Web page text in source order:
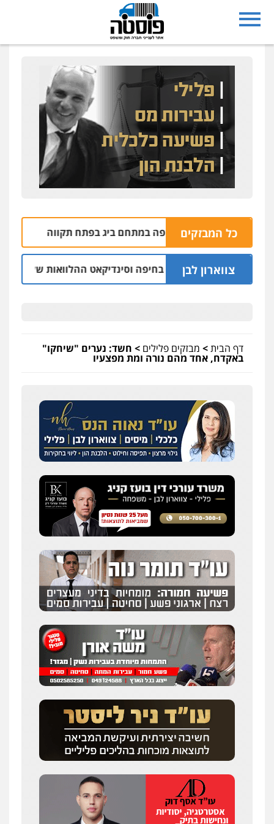
כל המבזקים
חוקר את השריפה במתחם ביג בפתח תקווה 09.08 | 08:32
צווארון לבן
יו"ר ש"ס לשעבר בחיפה וסינדיקאט ההלוואות של משפחת
דף הבית> מבזקים פלילים > חשד: נערים "שיחקו"
באקדח, אחד מהם נורה ומת מפצעיו
שחר לדובסקי, עו"ד
פלילי מעצרים וחקירות עבירות המתה עורכי
דין לענייני אסירים
0507913332
עו"ד איהאב ג'לג'ולי
פלילי מעצרים וחקירות עורכי דין לענייני
אסירים
0505216700
עו"ד שלומי שרון
פלילי צבאי מעצרים וחקירות